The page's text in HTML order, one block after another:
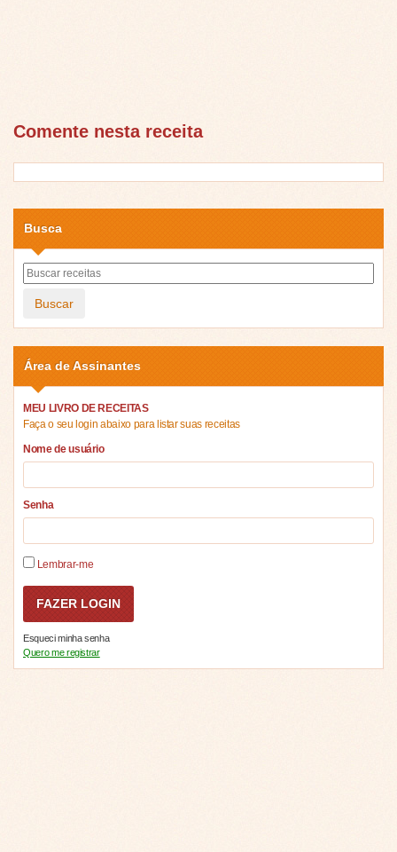
Comente nesta receita
Busca
Buscar
Área de Assinantes
MEU LIVRO DE RECEITAS
Faça o seu login abaixo para listar suas receitas
Nome de usuário
Senha
Lembrar-me
Esqueci minha senha
Quero me registrar